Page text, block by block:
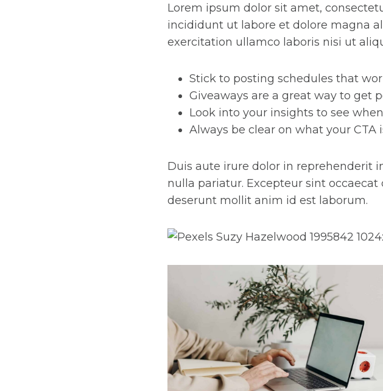
Lorem ipsum dolor sit amet,
incididunt ut labore et dolore magna
exercitation ullamco laboris nisi ut
Stick to posting schedules that
Giveaways are a great way to get
Look into your insights to see
Always be clear on what your CTA
Duis aute irure dolor in reprehenderit
nulla pariatur. Excepteur sint
deserunt mollit anim id est laborum.